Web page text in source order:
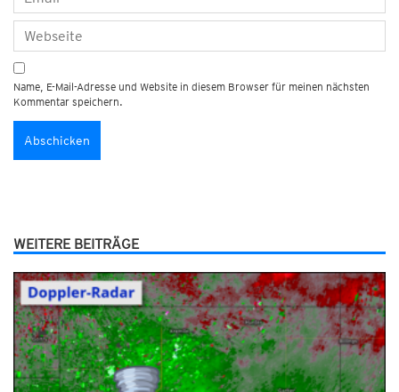
Name, E-Mail-Adresse und Website in diesem Browser für meinen nächsten
Kommentar speichern.
WEITERE BEITRÄGE